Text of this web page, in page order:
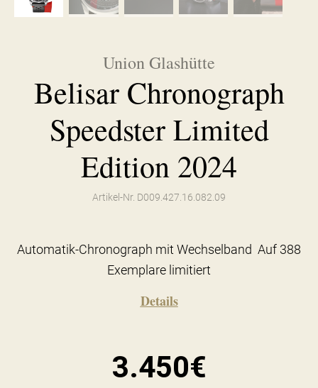
Union Glashütte
Belisar Chronograph
Speedster Limited
Edition 2024
Artikel-Nr. D009.427.16.082.09
Automatik-Chronograph mit Wechselband Auf 388
Exemplare limitiert
Details
3.450€